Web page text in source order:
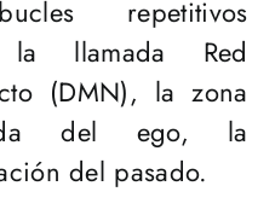
repetitivos
la llamada Red
(DMN), la zona
del ego, la
del pasado.